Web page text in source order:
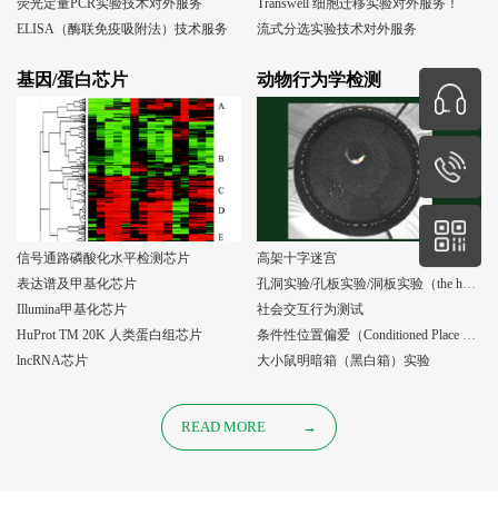
荧光定量PCR实验技术对外服务
ELISA（酶联免疫吸附法）技术服务
Transwell 细胞迁移实验对外服务！
流式分选实验技术对外服务
基因/蛋白芯片
信号通路磷酸化水平检测芯片
表达谱及甲基化芯片
Illumina甲基化芯片
HuProt TM 20K 人类蛋白组芯片
lncRNA芯片
动物行为学检测
高架十字迷宫
孔洞实验/孔板实验/洞板实验（the holeboard test）
社会交互行为测试
条件性位置偏爱（Conditioned Place Preference, CPP）实验
大小鼠明暗箱（黑白箱）实验
READ MORE →